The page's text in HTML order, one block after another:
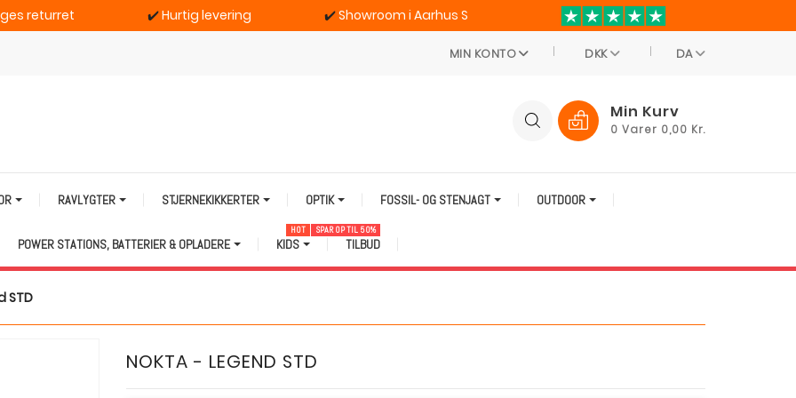
returret ✔️Hurtig levering ✔️Showroom i Aarhus S
MIN KONTO DKK DA
Min Kurv
0 Varer 0,00 Kr.
RAVLYGTER STJERNEKIKKERTER OPTIK FOSSIL- OG STENJAGT OUTDOOR
POWER STATIONS, BATTERIER & OPLADERE KIDS
HOT
TILBUD
SPAR OP TIL 50%
STD
NOKTA - LEGEND STD